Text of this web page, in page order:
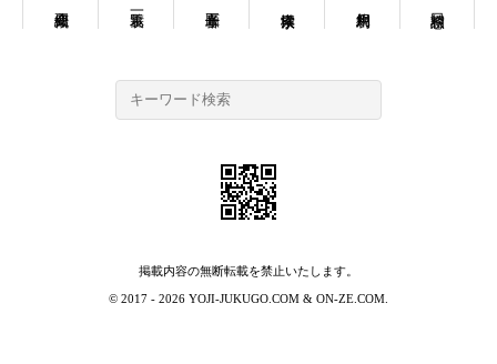
掲載内容の無断転載を禁止いたします。
© 2017 - 2026 YOJI-JUKUGO.COM & ON-ZE.COM